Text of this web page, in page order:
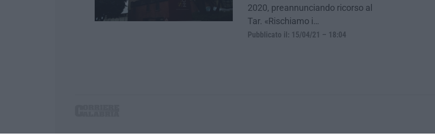
2020, preannunciando ricorso al
Tar. «Rischiamo i…
Pubblicato il: 15/04/21 – 18:04